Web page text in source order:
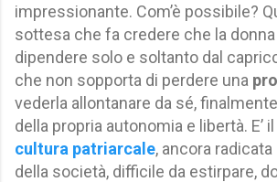
impressionante. Com’è possibile?
sottesa che fa credere che la
dipendere solo e soltanto dal
che non sopporta di perdere una
vederla allontanare da sé,
della propria autonomia e libertà. E’
cultura patriarcale, ancora
della società, difficile da estirpare,